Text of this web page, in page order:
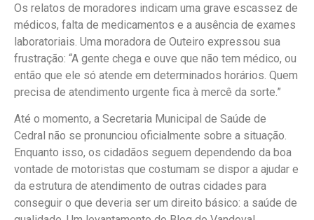
Os relatos de moradores indicam uma grave escassez de
médicos, falta de medicamentos e a ausência de exames
laboratoriais. Uma moradora de Outeiro expressou sua
frustração: “A gente chega e ouve que não tem médico, ou
então que ele só atende em determinados horários. Quem
precisa de atendimento urgente fica à mercê da sorte.”
Até o momento, a Secretaria Municipal de Saúde de
Cedral não se pronunciou oficialmente sobre a situação.
Enquanto isso, os cidadãos seguem dependendo da boa
vontade de motoristas que costumam se dispor a ajudar e
da estrutura de atendimento de outras cidades para
conseguir o que deveria ser um direito básico: a saúde de